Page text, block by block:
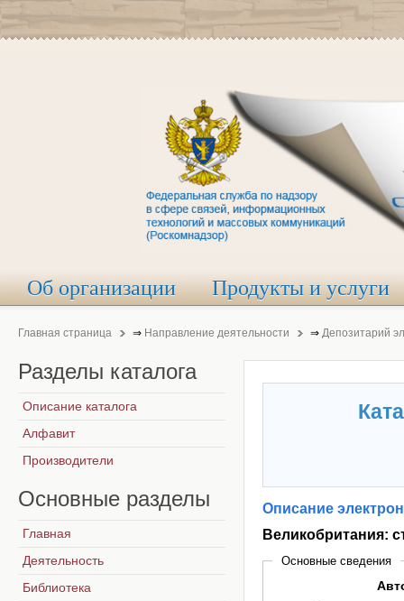
Об организации Продукты и услуги
Главная страница ⇒ Направление деятельности ⇒ Депозитарий
Описание
Великобритания:
Основные сведения
Разделы каталога
Описание каталога
Алфавит
Производители
Основные разделы
Главная
Деятельность
Библиотека